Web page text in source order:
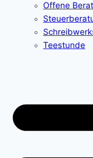
Offene
Teestunde